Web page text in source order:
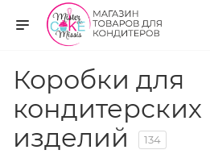
Коробки для
кондитерских
изделий
134